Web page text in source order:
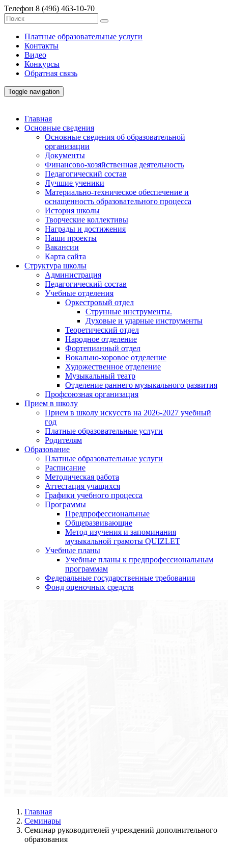
Телефон 8 (496) 463-10-70
Платные образовательные услуги
Контакты
Видео
Конкурсы
Обратная связь
Toggle navigation
Главная
Основные сведения
Основные сведения об образовательной
организации
Документы
Финансово-хозяйственная деятельность
Педагогический состав
Лучшие ученики
Материально-техническое обеспечение и
оснащенность образовательного процесса
История школы
Творческие коллективы
Награды и достижения
Наши проекты
Вакансии
Карта сайта
Структура школы
Администрация
Педагогический состав
Учебные отделения
Оркестровый отдел
Струнные инструменты.
Духовые и ударные инструменты
Теоретический отдел
Народное отделение
Фортепианный отдел
Вокально-хоровое отделение
Художественное отделение
Музыкальный театр
Отделение раннего музыкального развития
Профсоюзная организация
Прием в школу
Прием в школу искусств на 2026-2027 учебный
год
Платные образовательные услуги
Родителям
Образование
Платные образовательные услуги
Расписание
Методическая работа
Аттестация учащихся
Графики учебного процесса
Программы
Предпрофессиональные
Общеразвивающие
Метод изучения и запоминания
музыкальной грамоты QUIZLET
Учебные планы
Учебные планы к предпрофессиональным
программам
Федеральные государственные требования
Фонд оценочных средств
Главная
Семинары
Семинар руководителей учреждений дополнительного
образования